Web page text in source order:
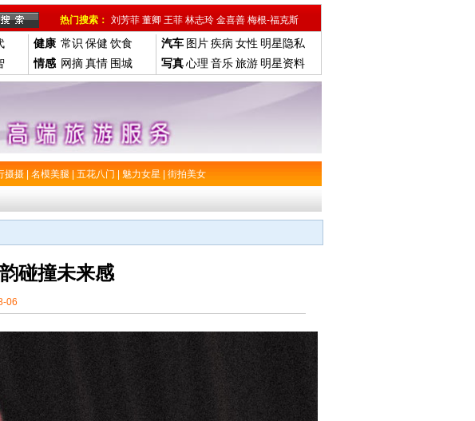
热门搜索： 刘芳菲 董卿 王菲 林志玲 金喜善 梅根-福克斯
健康 常识 保健 饮食
情感 网摘真情 围城
汽车 图片疾病 女性 明星隐私
写真心理 音乐旅游 明星资料
摄摄 名模美腿 五花八门 魅力女星 街拍美女
碰撞未来感
06